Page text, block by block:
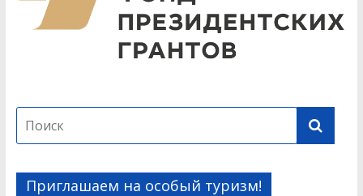
Приглашаем на особый туризм!